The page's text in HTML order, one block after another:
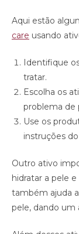
Aqui estão
care usando
Identifique
tratar.
Escolha os
problema de
Use os
instruções
Outro ativo
hidratar a pele
também ajuda
pele, dando um